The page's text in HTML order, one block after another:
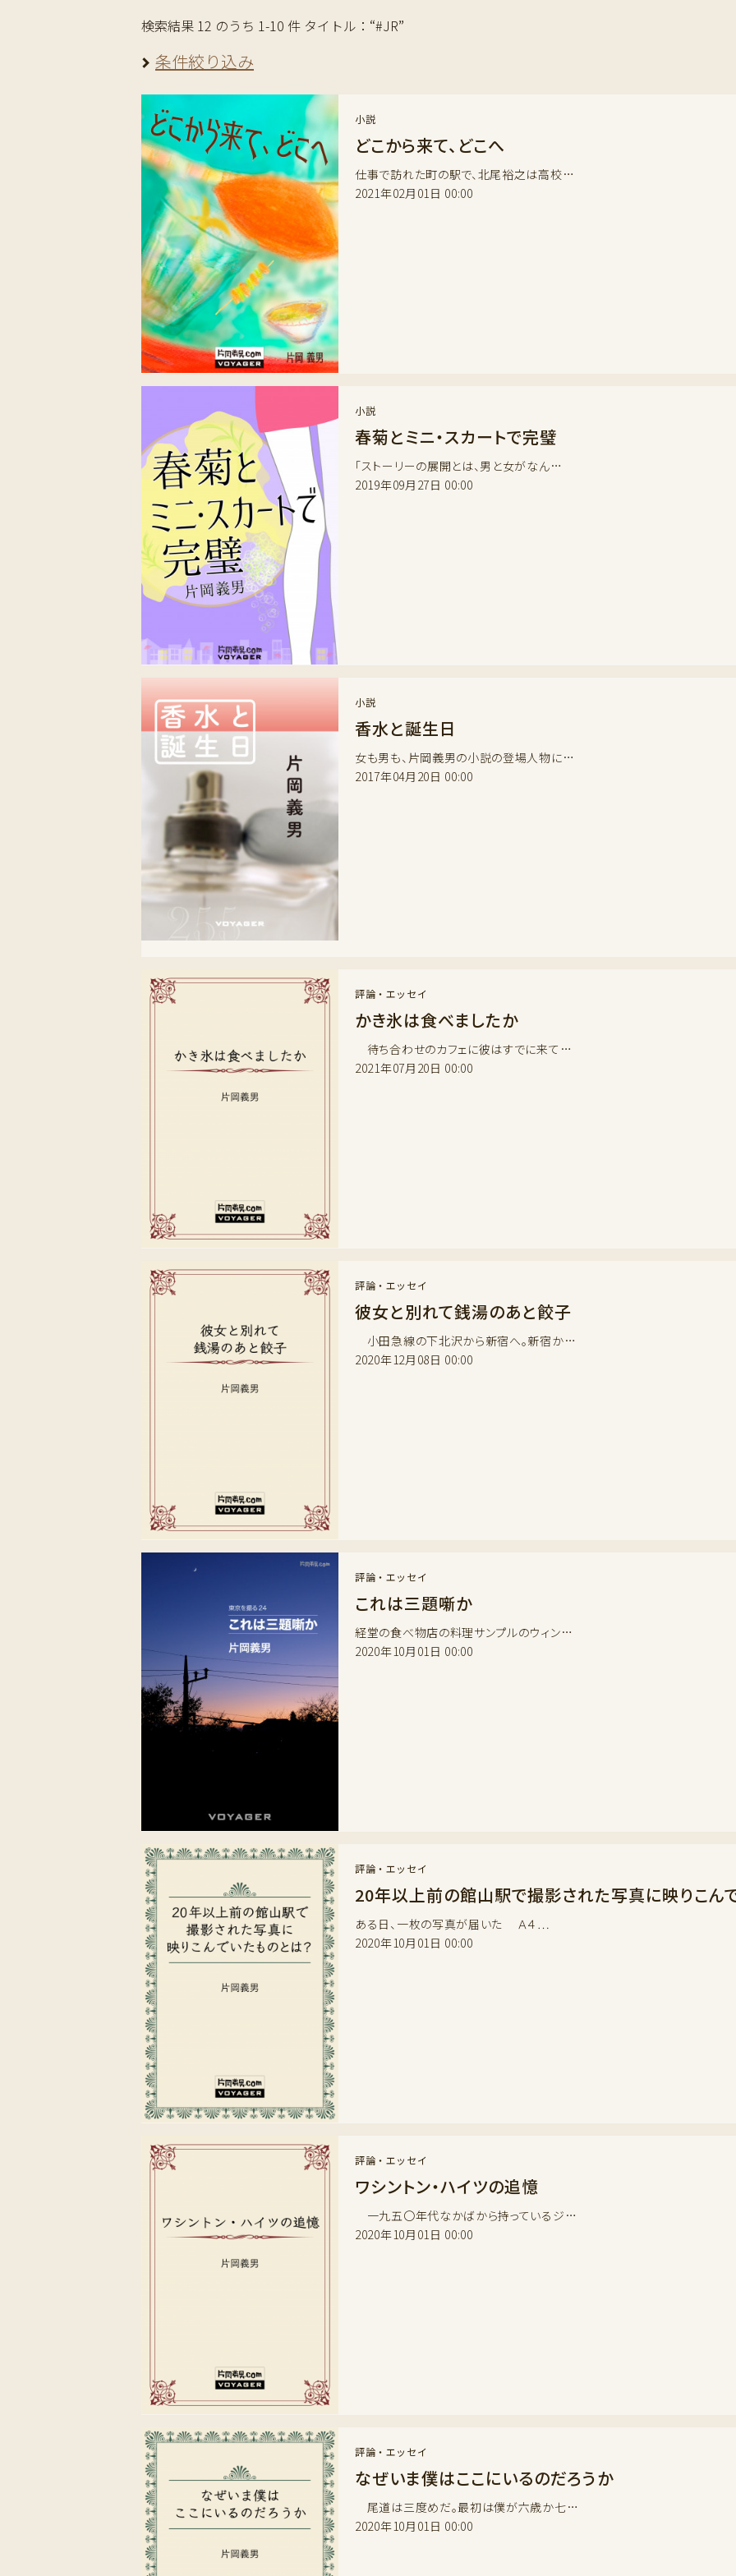
検索結果 12 のうち 1-10 件 タイトル：“#JR”
条件絞り込み
小説
どこから来て、どこへ
仕事で訪れた町の駅で、北尾裕之は高校…
2021年02月01日 00:00
小説
春菊とミニ・スカートで完璧
「ストーリーの展開とは、男と女がなん…
2019年09月27日 00:00
小説
香水と誕生日
女も男も、片岡義男の小説の登場人物に…
2017年04月20日 00:00
評論・エッセイ
かき氷は食べましたか
待ち合わせのカフェに彼はすでに来て…
2021年07月20日 00:00
評論・エッセイ
彼女と別れて銭湯のあと餃子
小田急線の下北沢から新宿へ。新宿か…
2020年12月08日 00:00
評論・エッセイ
これは三題噺か
経堂の食べ物店の料理サンプルのウィン…
2020年10月01日 00:00
評論・エッセイ
20年以上前の館山駅で撮影された写真に映りこん
ある日、一枚の写真が届いた Ａ４…
2020年10月01日 00:00
評論・エッセイ
ワシントン・ハイツの追憶
一九五〇年代なかばから持っているジ…
2020年10月01日 00:00
評論・エッセイ
なぜいま僕はここにいるのだろうか
尾道は三度めだ。最初は僕が六歳か七…
2020年10月01日 00:00